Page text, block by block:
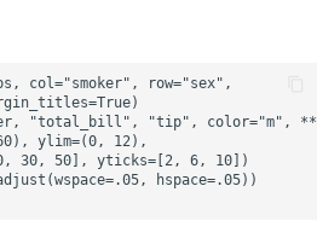
col="smoker", row="sex",
"total_bill", "tip", color="m",
ylim=(0, 12),
50], yticks=[2, 6, 10])
hspace=.05))